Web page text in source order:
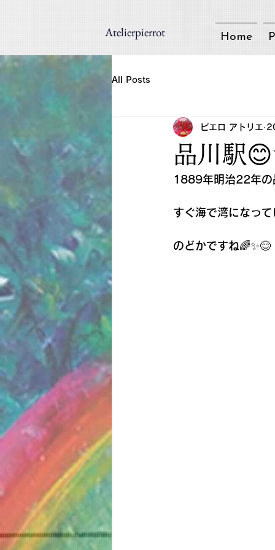
Atelierpierrot Home
All Posts
品川駅
ピエロ アトリエ
1889年明治22年の
すぐ海で湾になっ
のどかですね🌈✨😊